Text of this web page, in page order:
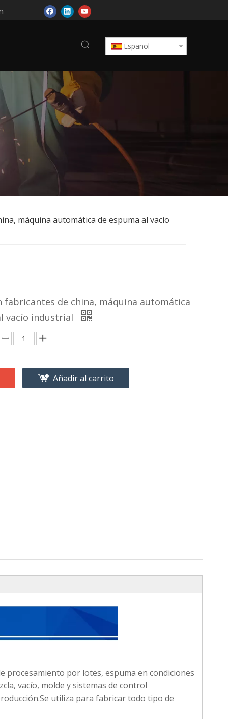
Español
máquina automática de espuma al vacío
fabricantes de china, máquina automática
vacío industrial
Añadir al carrito
procesamiento por lotes, espuma en condiciones
vacío, molde y sistemas de control
utiliza para fabricar todo tipo de